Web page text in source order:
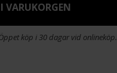
VARUKORGEN
köp i 30 dagar vid onlineköp.